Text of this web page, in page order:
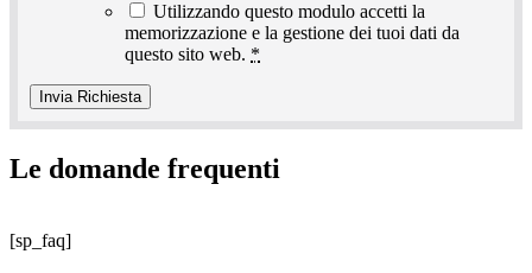
Utilizzando questo modulo accetti la
memorizzazione e la gestione dei tuoi dati da
questo sito web. *
Le domande frequenti
[sp_faq]